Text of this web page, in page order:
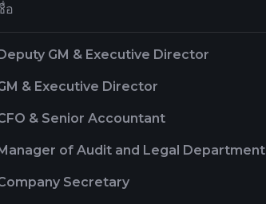
อ
GM & Executive Director
& Executive Director
& Senior Accountant
of Audit and Legal Department
Secretary